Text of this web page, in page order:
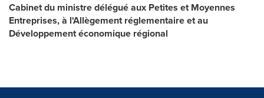
Cabinet du ministre délégué aux Petites et Moyennes
Entreprises, à l'Allègement réglementaire et au
Développement économique régional